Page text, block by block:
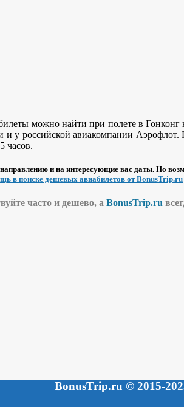
можно найти при полете в
у российской авиакомпании
часов.
и на интересующие вас даты. Но
в поиске дешевых авиабилетов от BonusTrip.ru
часто и дешево, а BonusTrip.ru
BonusTrip.ru © 2015-